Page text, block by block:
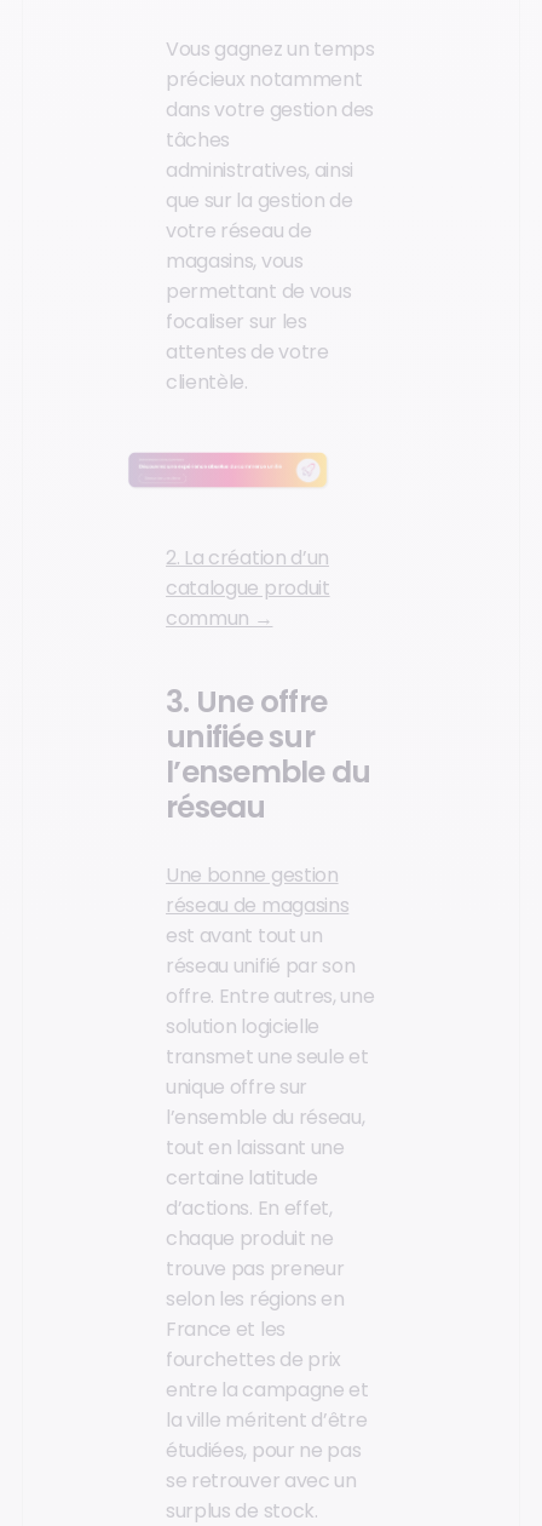
Vous gagnez un temps
précieux notamment
dans votre gestion des
tâches
administratives, ainsi
que sur la gestion de
votre réseau de
magasins, vous
permettant de vous
focaliser sur les
attentes de votre
clientèle.
2. La création d’un
catalogue produit
commun →
3. Une offre
unifiée sur
l’ensemble du
réseau
Une bonne gestion
réseau de magasins
est avant tout un
réseau unifié par son
offre. Entre autres, une
solution logicielle
transmet une seule et
unique offre sur
l’ensemble du réseau,
tout en laissant une
certaine latitude
d’actions. En effet,
chaque produit ne
trouve pas preneur
selon les régions en
France et les
fourchettes de prix
entre la campagne et
la ville méritent d’être
étudiées, pour ne pas
se retrouver avec un
surplus de stock.